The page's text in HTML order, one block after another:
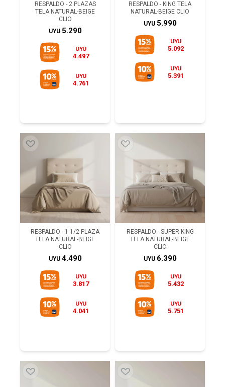
RESPALDO - 2 PLAZAS
TELA NATURAL-BEIGE
CLIO
UYU 5.290
UYU
4.497
UYU
4.761
RESPALDO - KING TELA
NATURAL-BEIGE CLIO
UYU 5.990
UYU
5.092
UYU
5.391
RESPALDO - 1 1/2 PLAZA
TELA NATURAL-BEIGE
CLIO
UYU 4.490
UYU
3.817
UYU
4.041
RESPALDO - SUPER KING
TELA NATURAL-BEIGE
CLIO
UYU 6.390
UYU
5.432
UYU
5.751